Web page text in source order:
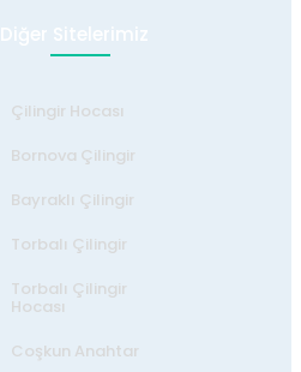
Diğer Sitelerimiz
Çilingir Hocası
Bornova Çilingir
Bayraklı Çilingir
Torbalı Çilingir
Torbalı Çilingir
Hocası
Coşkun Anahtar